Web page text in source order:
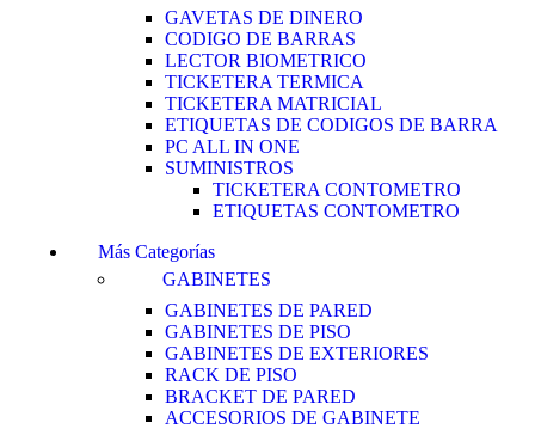
GAVETAS DE DINERO
CODIGO DE BARRAS
LECTOR BIOMETRICO
TICKETERA TERMICA
TICKETERA MATRICIAL
ETIQUETAS DE CODIGOS DE BARRA
PC ALL IN ONE
SUMINISTROS
TICKETERA CONTOMETRO
ETIQUETAS CONTOMETRO
Más Categorías
GABINETES
GABINETES DE PARED
GABINETES DE PISO
GABINETES DE EXTERIORES
RACK DE PISO
BRACKET DE PARED
ACCESORIOS DE GABINETE